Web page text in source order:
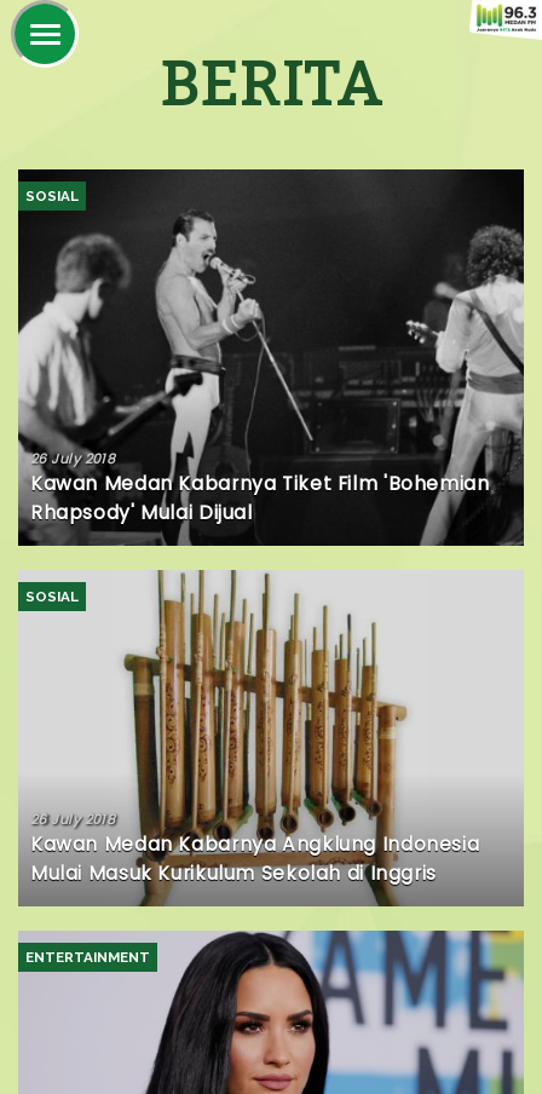
BERITA
SOSIAL
26 July 2018
Kawan Medan Kabarnya Tiket Film 'Bohemian
Rhapsody' Mulai Dijual
SOSIAL
26 July 2018
Kawan Medan Kabarnya Angklung Indonesia
Mulai Masuk Kurikulum Sekolah di Inggris
ENTERTAINMENT